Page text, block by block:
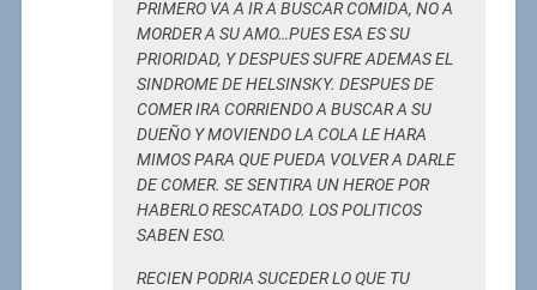
PRIMERO VA A IR A BUSCAR COMIDA, NO A
MORDER A SU AMO…PUES ESA ES SU
PRIORIDAD, Y DESPUES SUFRE ADEMAS EL
SINDROME DE HELSINSKY. DESPUES DE
COMER IRA CORRIENDO A BUSCAR A SU
DUEÑO Y MOVIENDO LA COLA LE HARA
MIMOS PARA QUE PUEDA VOLVER A DARLE
DE COMER. SE SENTIRA UN HEROE POR
HABERLO RESCATADO. LOS POLITICOS
SABEN ESO.
RECIEN PODRIA SUCEDER LO QUE TU